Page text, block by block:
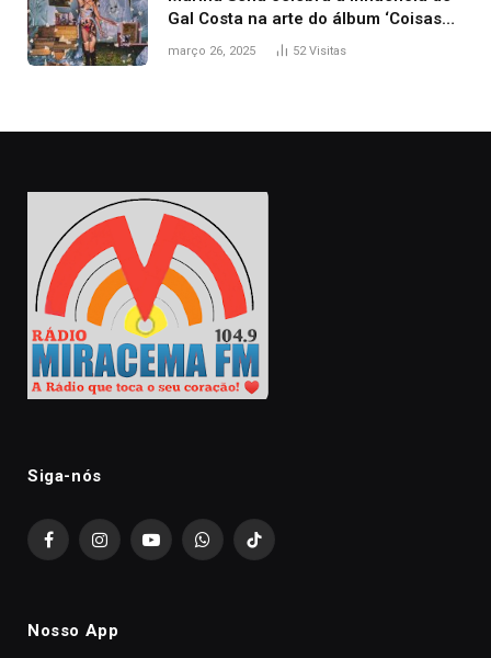
Gal Costa na arte do álbum ‘Coisas
naturais’
março 26, 2025 52Visitas
Siga-nós
FacebookInstagramYouTubeWhatsAppTikTok
Nosso App